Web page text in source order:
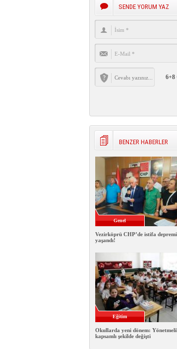
SENDE YORUM YAZ
6+8
BENZER HABERLER
Genel
Vezirköprü CHP’de istifa depremi
yaşandı!
Eğitim
Okullarda yeni dönem:
kapsamlı şekilde değişti